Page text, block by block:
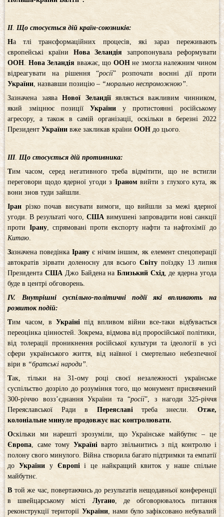
ІІ. Що стосується дій країн-союзників:
На тлі трансформаційних процесів, які зараз переживають
європейські країни Нова Зеландія запропонувала реформувати
ООН Нова Зеландія вважає, що ООНне змогла належним чином
відреагувати на рішення “росії” розпочати воєнні дії проти
України , назвавши позицію – “морально неспроможною”
Зазначена заяваНової Зеландії являється важливим чинником,
який зміцнює позиції Україниу протистоянні російському
агресору, а також в самій організації, оскільки в березні 2022
ПрезидентУкраїнивже закликав країниООН до цього.
ІІІ. Що стосується дій противника:
Тим часом, серед негативного треба відмітити, що не встигли
переговори щодо ядерної угоди з Іраном вийти з глухого кута, як
вони знов туди зайшли.
Іран різко почав висувати вимоги, що вийшли за межі ядерної
угоди. В результаті чого, США вимушені запровадити нові санкції
проти Ірану, спрямовані проти експорту нафти та нафтохімії до
Китаю
Зазначена поведінка Ірану є нічим іншим, як елемент спецоперації
автократів зірвати доленосну для всього Світу поїздку 13 липня
ПрезидентаСША Джо Байдена на Близький Схід, де ядерна угода
буде в центрі обговорень.
ІV. Внутрішні суспільно-політичні події які впливають на
розвиток подій:
Тим часом, в Україніпід впливом війни все-таки відбувається
переоцінка цінностей. Зокрема, відмова від проросійської політики,
від толерації проникнення російської культури та ідеології в усі
сфери українського життя, від наївної і смертельно небезпечної
віри в “братські народи”.
Так, тільки на 31-ому році своєї незалежності українське
суспільство дозріло до розуміння того, що монумент присвячений
300-річчю возз’єднання України та “росії”, з нагоди 325-річчя
Переяславської Ради в Переяславі треба знесли. Отже,
колоніальне минуле продовжує нас контролювати.
Оскільки ми нарешті зрозуміли, що Українське майбутнє – це
Європа , саме тому Україніварто звільнитись з під контролю і
полону свого минулого. Війна створила багато підтримки та емпатії
доУкраїни у Європіі це найкращий квиток у наше спільне
майбутнє.
В той же час, повертаючись до результатів нещодавньої конференції
в швейцарському місті Лугано, де обговорювалось питання
реконструкції території України, нами було зафіксовано небувалий